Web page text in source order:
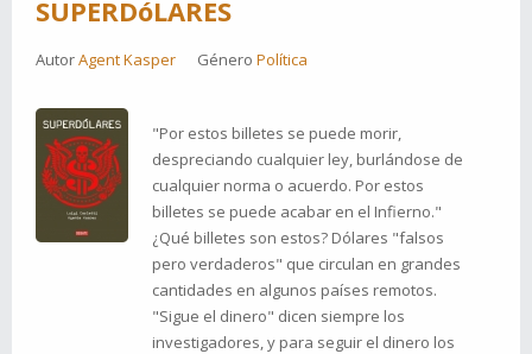
SUPERDóLARES
AutorAgent Kasper Género Política
"Por estos billetes se puede morir,
despreciando cualquier ley, burlándose de
cualquier norma o acuerdo. Por estos
billetes se puede acabar en el Infierno."
¿Qué billetes son estos? Dólares "falsos
pero verdaderos" que circulan en grandes
cantidades en algunos países remotos.
"Sigue el dinero" dicen siempre los
investigadores, y para seguir el dinero los